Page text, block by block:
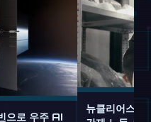
으로 우주 AI
뉴클리어스,